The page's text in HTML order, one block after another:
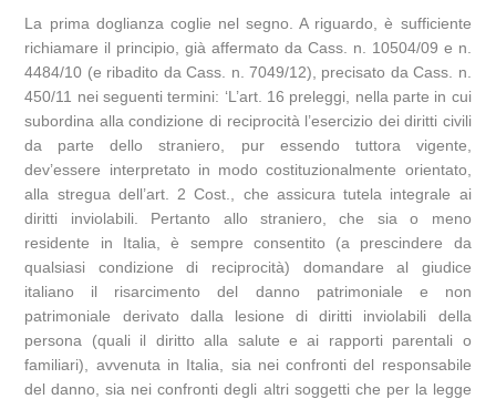
La prima doglianza coglie nel segno. A riguardo, è sufficiente
richiamare il principio, già affermato da Cass. n. 10504/09 e n.
4484/10 (e ribadito da Cass. n. 7049/12), precisato da Cass. n.
450/11 nei seguenti termini: ‘L’art. 16 preleggi, nella parte in cui
subordina alla condizione di reciprocità l’esercizio dei diritti civili
da parte dello straniero, pur essendo tuttora vigente,
dev’essere interpretato in modo costituzionalmente orientato,
alla stregua dell’art. 2 Cost., che assicura tutela integrale ai
diritti inviolabili. Pertanto allo straniero, che sia o meno
residente in Italia, è sempre consentito (a prescindere da
qualsiasi condizione di reciprocità) domandare al giudice
italiano il risarcimento del danno patrimoniale e non
patrimoniale derivato dalla lesione di diritti inviolabili della
persona (quali il diritto alla salute e ai rapporti parentali o
familiari), avvenuta in Italia, sia nei confronti del responsabile
del danno, sia nei confronti degli altri soggetti che per la legge